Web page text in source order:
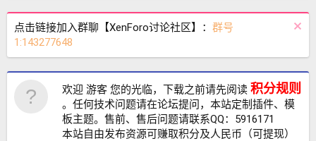
点击链接加入群聊【XenForo讨论社区】： 群号
1:143277648
欢迎 游客 您的光临，下载之前请先阅读 积分规则
。任何技术问题请在论坛提问，本站定制插件、模
板主题。售前、售后问题请联系QQ：5916171
本站自由发布资源可赚取积分及人民币（可提现）